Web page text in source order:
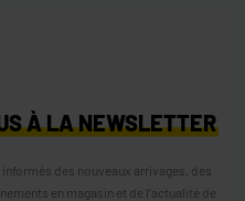
À LA NEWSLETTER
des nouveaux arrivages, des
en magasin et de l’actualité de